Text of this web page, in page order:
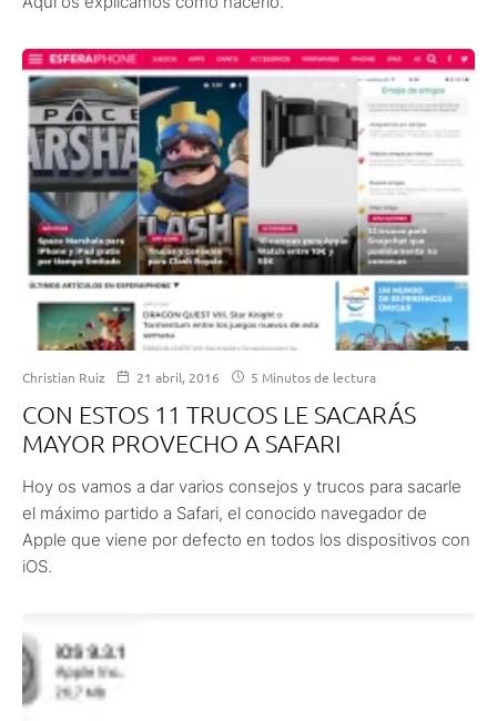
Christian Ruiz 21 abril, 2016 5 Minutos de lectura
CON ESTOS 11 TRUCOS LE SACARÁS
MAYOR PROVECHO A SAFARI
Hoy os vamos a dar varios consejos y trucos para sacarle
el máximo partido a Safari, el conocido navegador de
Apple que viene por defecto en todos los dispositivos con
iOS.